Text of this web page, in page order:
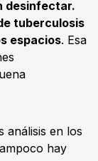
desinfectar.
tuberculosis
espacios. Esa
análisis en los
hay